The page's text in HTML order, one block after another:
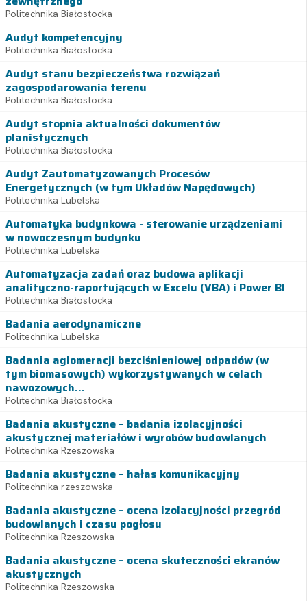
Politechnika Białostocka
Audyt kompetencyjny
Politechnika Białostocka
Audyt stanu bezpieczeństwa rozwiązań
zagospodarowania terenu
Politechnika Białostocka
Audyt stopnia aktualności dokumentów
planistycznych
Politechnika Białostocka
Audyt Zautomatyzowanych Procesów
Energetycznych (w tym Układów Napędowych)
Politechnika Lubelska
Automatyka budynkowa - sterowanie urządzeniami
w nowoczesnym budynku
Politechnika Lubelska
Automatyzacja zadań oraz budowa aplikacji
analityczno-raportujących w Excelu (VBA) i Power BI
Politechnika Białostocka
Badania aerodynamiczne
Politechnika Lubelska
Badania aglomeracji bezciśnieniowej odpadów (w
tym biomasowych) wykorzystywanych w celach
nawozowych...
Politechnika Białostocka
Badania akustyczne – badania izolacyjności
akustycznej materiałów i wyrobów budowlanych
Politechnika Rzeszowska
Badania akustyczne – hałas komunikacyjny
Politechnika rzeszowska
Badania akustyczne – ocena izolacyjności przegród
budowlanych i czasu pogłosu
Politechnika Rzeszowska
Badania akustyczne – ocena skuteczności ekranów
akustycznych
Politechnika Rzeszowska